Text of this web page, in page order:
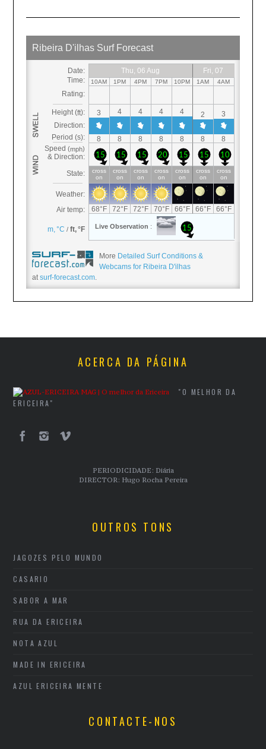
More Detailed Surf Conditions &
Webcams for Ribeira D'ilhas
atsurf-forecast.com.
ACERCA DA PÁGINA
"O MELHOR DA
ERICEIRA"
PERIODICIDADE: Diária
DIRECTOR: Hugo Rocha Pereira
OUTROS TONS
JAGOZES PELO MUNDO
CASARIO
SABOR A MAR
RUA DA ERICEIRA
NOTA AZUL
MADE IN ERICEIRA
AZUL ERICEIRA MENTE
CONTACTE-NOS